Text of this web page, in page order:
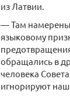
из Латвии.
— Там намерены
языковому
обращались в
человека
игнорируют